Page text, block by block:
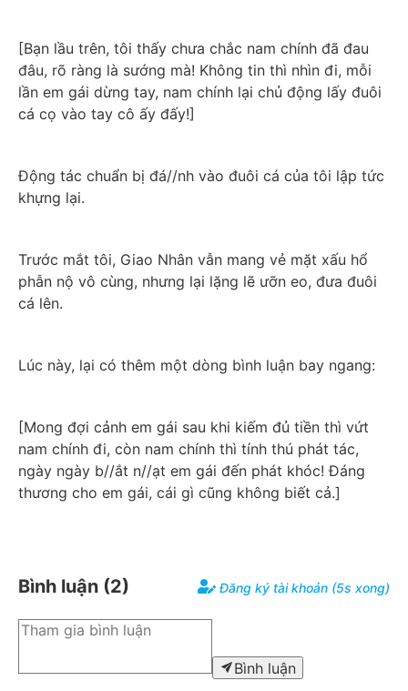
[Bạn lầu trên, tôi thấy chưa chắc nam chính đã đau
đâu, rõ ràng là sướng mà! Không tin thì nhìn đi, mỗi
lần em gái dừng tay, nam chính lại chủ động lấy đuôi
cá cọ vào tay cô ấy đấy!]
Động tác chuẩn bị đá//nh vào đuôi cá của tôi lập tức
khựng lại.
Trước mắt tôi, Giao Nhân vẫn mang vẻ mặt xấu hổ
phẫn nộ vô cùng, nhưng lại lặng lẽ ưỡn eo, đưa đuôi
cá lên.
Lúc này, lại có thêm một dòng bình luận bay ngang:
[Mong đợi cảnh em gái sau khi kiếm đủ tiền thì vứt
nam chính đi, còn nam chính thì tính thú phát tác,
ngày ngày b//ắt n//ạt em gái đến phát khóc! Đáng
thương cho em gái, cái gì cũng không biết cả.]
Bình luận (2) Đăng ký tài khoản (5s xong)
Bình luận